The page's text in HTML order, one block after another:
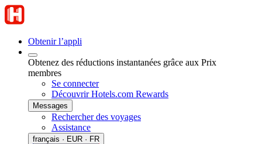
Obtenir l’appli
Obtenez des réductions instantanées grâce aux Prix
membres
Se connecter
Découvrir Hotels.com Rewards
Messages
Rechercher des voyages
Assistance
français · EUR · FR